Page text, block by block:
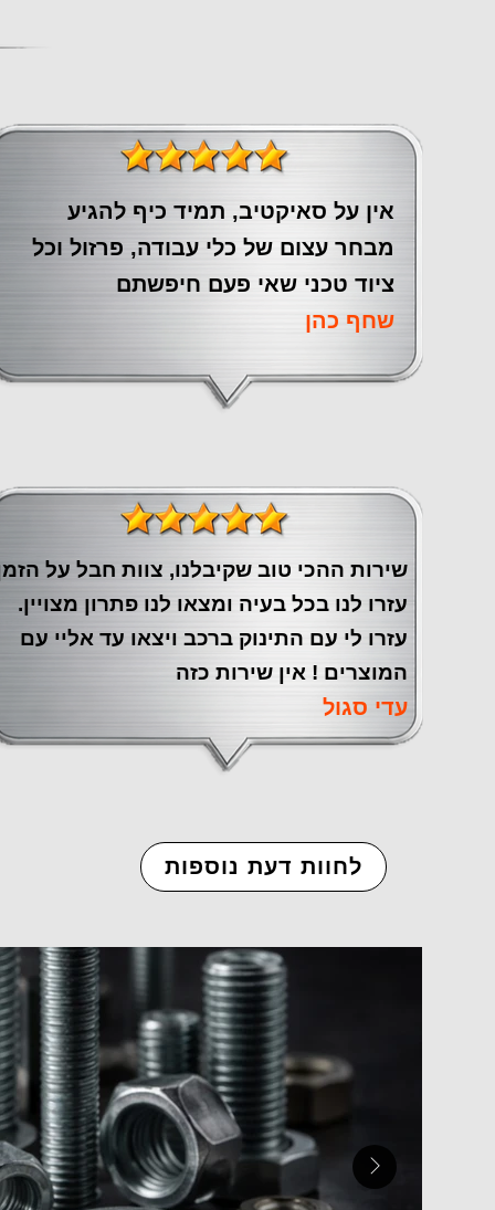
אין על סאיקטיב, תמיד כיף להגיע
מבחר עצום של כלי עבודה, פרזול וכל
ציוד טכני שאי פעם חיפשתם
שחף כהן
שירות ההכי טוב שקיבלנו, צוות חבל על
עזרו לנו בכל בעיה ומצאו לנו פתרון מצויין.
עזרו לי עם התינוק ברכב ויצאו עד אליי עם
המוצרים ! אין שירות כזה
עדי סגול
לחוות דעת נוספות